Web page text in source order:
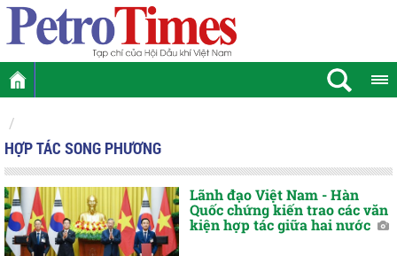
HỢP TÁC SONG PHƯƠNG
Lãnh đạo Việt Nam - Hàn
Quốc chứng kiến trao các văn
kiện hợp tác giữa hai nước